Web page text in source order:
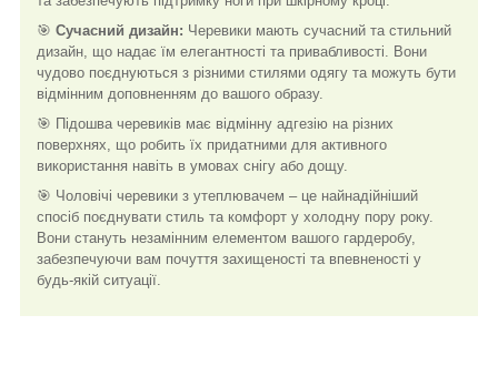
🎯 Сучасний дизайн: Черевики мають сучасний та стильний
дизайн, що надає їм елегантності та привабливості. Вони
чудово поєднуються з різними стилями одягу та можуть бути
відмінним доповненням до вашого образу.
🎯 Підошва черевиків має відмінну адгезію на різних
поверхнях, що робить їх придатними для активного
використання навіть в умовах снігу або дощу.
🎯 Чоловічі черевики з утеплювачем – це найнадійніший
спосіб поєднувати стиль та комфорт у холодну пору року.
Вони стануть незамінним елементом вашого гардеробу,
забезпечуючи вам почуття захищеності та впевненості у
будь-якій ситуації.